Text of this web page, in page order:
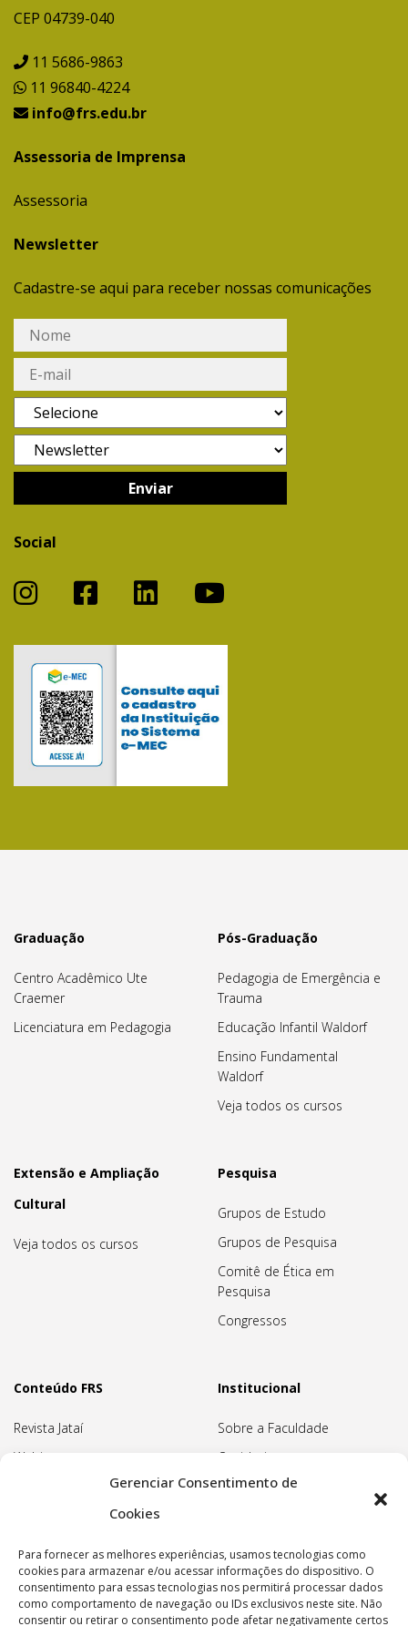
Gerenciar Consentimento de
Cookies
Para fornecer as melhores experiências, usamos tecnologias como
cookies para armazenar e/ou acessar informações do dispositivo. O
consentimento para essas tecnologias nos permitirá processar dados
como comportamento de navegação ou IDs exclusivos neste site. Não
consentir ou retirar o consentimento pode afetar negativamente certos
CEP 04739-040
11 5686-9863
11 96840-4224
info@frs.edu.br
Assessoria de Imprensa
Assessoria
Newsletter
Cadastre-se aqui para receber nossas comunicações
Social
Graduação
Centro Acadêmico Ute
Craemer
Licenciatura em Pedagogia
Pós-Graduação
Pedagogia de Emergência e
Trauma
Educação Infantil Waldorf
Ensino Fundamental
Waldorf
Veja todos os cursos
Extensão e Ampliação
Cultural
Veja todos os cursos
Pesquisa
Grupos de Estudo
Grupos de Pesquisa
Comitê de Ética em
Pesquisa
Congressos
Conteúdo FRS
Revista Jataí
Webinars
Institucional
Sobre a Faculdade
Ouvidoria
Pedagogia Waldorf
Nossa Sede
Política de privacidade